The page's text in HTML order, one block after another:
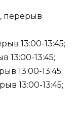
перерыв
13:00-13:45;
13:00-13:45;
13:00-13:45;
13:00-13:45;